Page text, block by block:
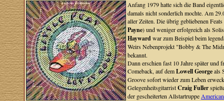
Anfang 1979 hatte sich die Band
damals nicht sonderlich mochte. Am
aller Zeiten. Die übrig gebliebenen
Payne) und weniger erfolgreich als
Haywardwar zum Beispiel beim
Weirs Nebenprojekt "Bobby & The
bekannt.
Dann erschien fast 10 Jahre später und
Comeback, auf demLowell Georgeals
Groove sofort wieder zum Leben
GelegenheitsgitarristCraig Fuller
der gescheiterten Allstartruppe